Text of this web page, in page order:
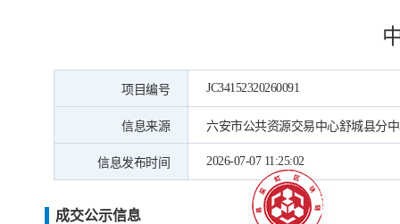
项目编号 JC34152320260091
信息来源 六安市公共资源交易中心舒城县分
信息发布时间 2026-07-07 11:25:02
成交公示信息